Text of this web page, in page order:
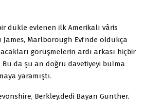
dükle evlenen ilk Amerikalı vâris
James, Marlborough Evi’nde oldukça
görüşmelerin ardı arkası hiçbir
Bu da şu an doğru davetiyeyi bulma
yaramıştı.
Berkley.dedi Bayan Gunther.